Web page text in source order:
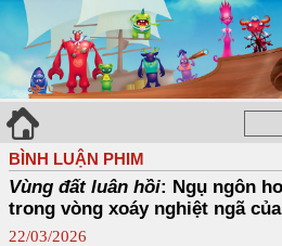
BÌNH LUẬN PHIM
Vùng đất luân hồi: Ngụ ngôn
trong vòng xoáy nghiệt ngã
22/03/2026